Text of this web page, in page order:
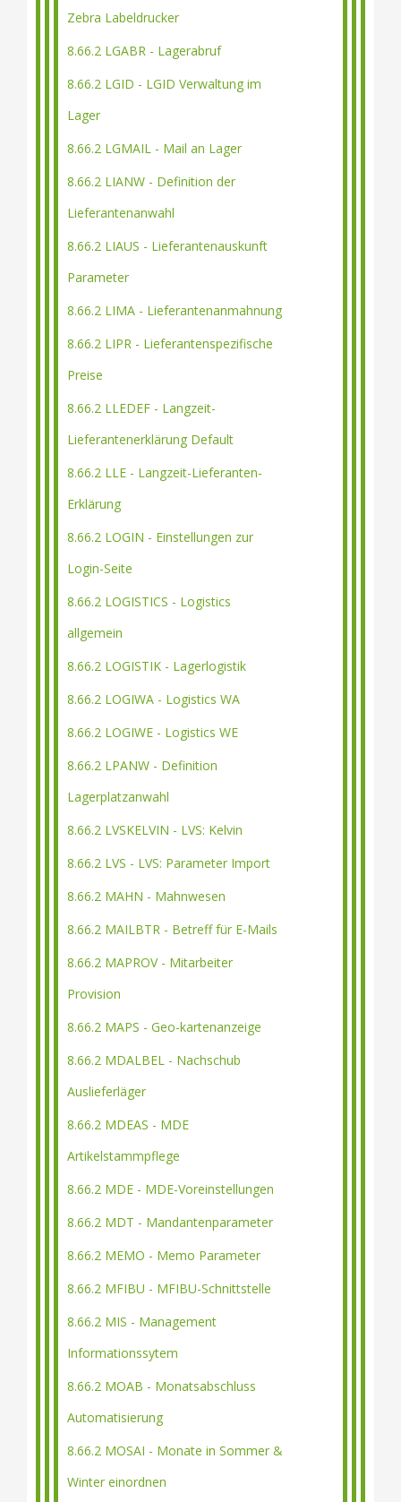
Zebra Labeldrucker
8.66.2 LGABR - Lagerabruf
8.66.2 LGID - LGID Verwaltung im
Lager
8.66.2 LGMAIL - Mail an Lager
8.66.2 LIANW - Definition der
Lieferantenanwahl
8.66.2 LIAUS - Lieferantenauskunft
Parameter
8.66.2 LIMA - Lieferantenanmahnung
8.66.2 LIPR - Lieferantenspezifische
Preise
8.66.2 LLEDEF - Langzeit-
Lieferantenerklärung Default
8.66.2 LLE - Langzeit-Lieferanten-
Erklärung
8.66.2 LOGIN - Einstellungen zur
Login-Seite
8.66.2 LOGISTICS - Logistics
allgemein
8.66.2 LOGISTIK - Lagerlogistik
8.66.2 LOGIWA - Logistics WA
8.66.2 LOGIWE - Logistics WE
8.66.2 LPANW - Definition
Lagerplatzanwahl
8.66.2 LVSKELVIN - LVS: Kelvin
8.66.2 LVS - LVS: Parameter Import
8.66.2 MAHN - Mahnwesen
8.66.2 MAILBTR - Betreff für E-Mails
8.66.2 MAPROV - Mitarbeiter
Provision
8.66.2 MAPS - Geo-kartenanzeige
8.66.2 MDALBEL - Nachschub
Auslieferläger
8.66.2 MDEAS - MDE
Artikelstammpflege
8.66.2 MDE - MDE-Voreinstellungen
8.66.2 MDT - Mandantenparameter
8.66.2 MEMO - Memo Parameter
8.66.2 MFIBU - MFIBU-Schnittstelle
8.66.2 MIS - Management
Informationssytem
8.66.2 MOAB - Monatsabschluss
Automatisierung
8.66.2 MOSAI - Monate in Sommer &
Winter einordnen